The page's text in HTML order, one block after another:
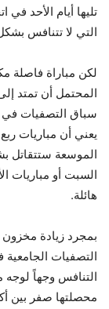
تليها أيام الأحد
التي لا تتنافس
المحتمل أن تمتد
سباق التصفيات في
يعني أن مباريات
السبت أو مباريات
هائلة.
التصفيات
محصلتها صفر بين